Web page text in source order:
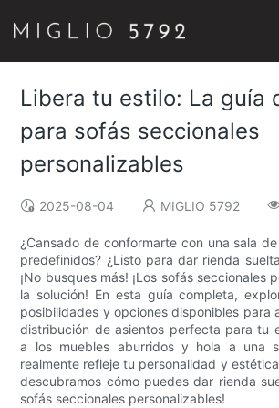
Libera tu estilo: La guía
para sofás seccionales
personalizables
2025-08-04 MIGLIO 5792
¿Cansado de conformarte con una sala
predefinidos? ¿Listo para dar rienda
¡No busques más! ¡Los sofás seccionales
la solución! En esta guía completa,
posibilidades y opciones disponibles para
distribución de asientos perfecta para tu
a los muebles aburridos y hola a una
realmente refleje tu personalidad y
descubramos cómo puedes dar rienda
sofás seccionales personalizables!